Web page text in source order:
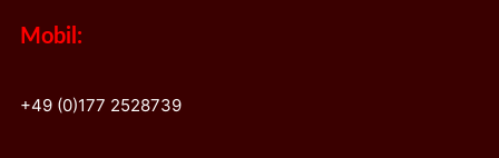
Mobil:
+49 (0)177 2528739